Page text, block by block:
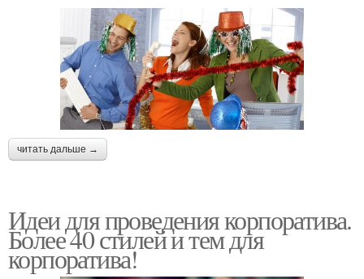
читать дальше →
Идеи для проведения корпоратива.
Более 40 стилей и тем для
корпоратива!